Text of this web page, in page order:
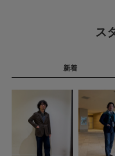
ドレスライ
MEN
★5
★ 3
★ 2
ス
新着